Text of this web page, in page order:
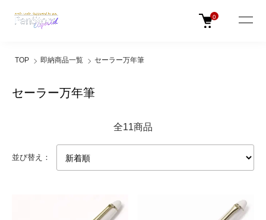
0
TOP 即納商品一覧 セーラー万年筆
セーラー万年筆
全11商品
並び替え：